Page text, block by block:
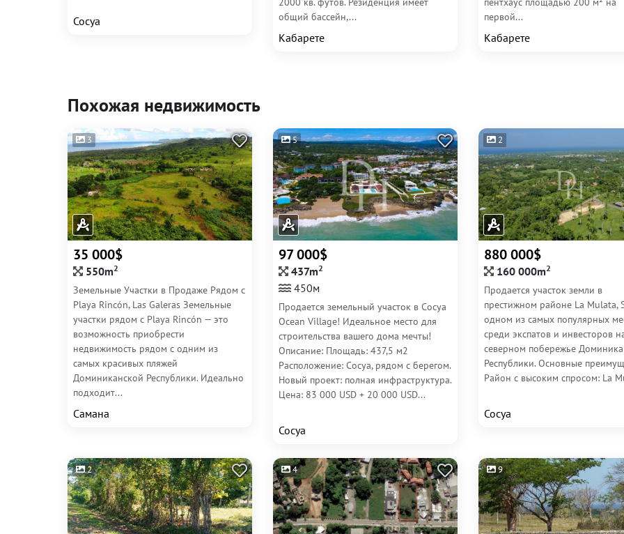
Сосуа
общий бассейн,...
Кабарете
первой...
Кабарете
Похожая недвижимость
3
35 000$
550m2
Земельные Участки в Продажe Рядом с
Playa Rincón, Las Galeras Земельные
участки рядом с Playa Rincón — это
возможность приобрести
недвижимость рядом с одним из
самых красивых пляжей
Доминиканской Республики. Идеально
подходит...
Самана
5
97 000$
437m2
450м
Продается земельный участок в Сосуа
Ocean Village! Идеальное место для
строительства вашего дома мечты!
Описание: Площадь: 437,5 м2
Расположение: Сосуа, рядом с берегом.
Новый проект: полная инфраструктура.
Цена: 83 000 USD + 20 000 USD...
Сосуа
2
880 000$
160 000m2
Продается участок земли в
престижном районе La Mulata,
одном из самых популярных
среди экспатов и инвесторов
северном побережье
Республики. Основные
Район с высоким спросом: La
Сосуа
2 4 9